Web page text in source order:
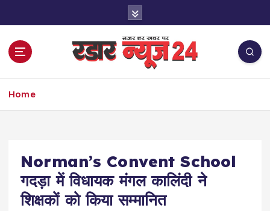
Home
Norman’s Convent School
गदड़ा में विधायक मंगल कालिंदी ने
शिक्षकों को किया सम्मानित